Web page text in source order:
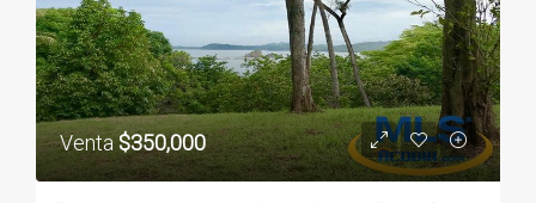
Venta$350,000